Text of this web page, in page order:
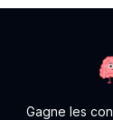
Gagne les